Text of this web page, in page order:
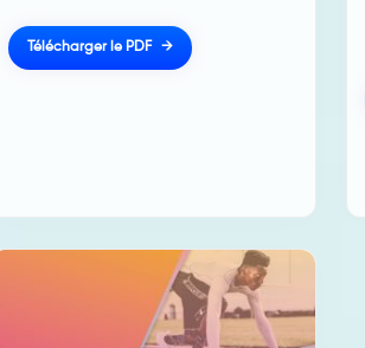
Télécharger le PDF